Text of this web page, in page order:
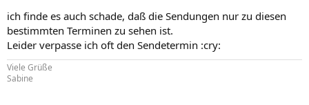
ich finde es auch schade, daß die Sendungen nur zu diesen
bestimmten Terminen zu sehen ist.
Leider verpasse ich oft den Sendetermin :cry:
Viele Grüße
Sabine